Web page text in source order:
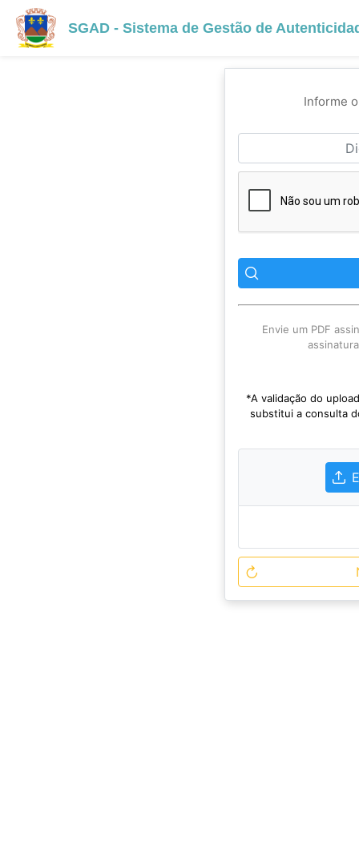
SGAD - Sistema de Gestão de
Informe
Envie um PDF
*A validação do
substitui a consulta